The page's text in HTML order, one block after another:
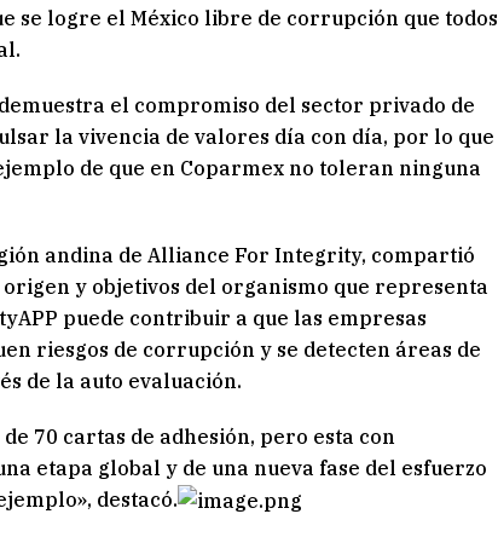
se logre el México libre de corrupción que todos
el compromiso del sector privado de
la vivencia de valores día con día, por lo que
de que en Coparmex no toleran ninguna
andina de Alliance For Integrity, compartió
y objetivos del organismo que representa
puede contribuir a que las empresas
riesgos de corrupción y se detecten áreas de
de la auto evaluación.
70 cartas de adhesión, pero esta con
etapa global y de una nueva fase del esfuerzo
destacó.